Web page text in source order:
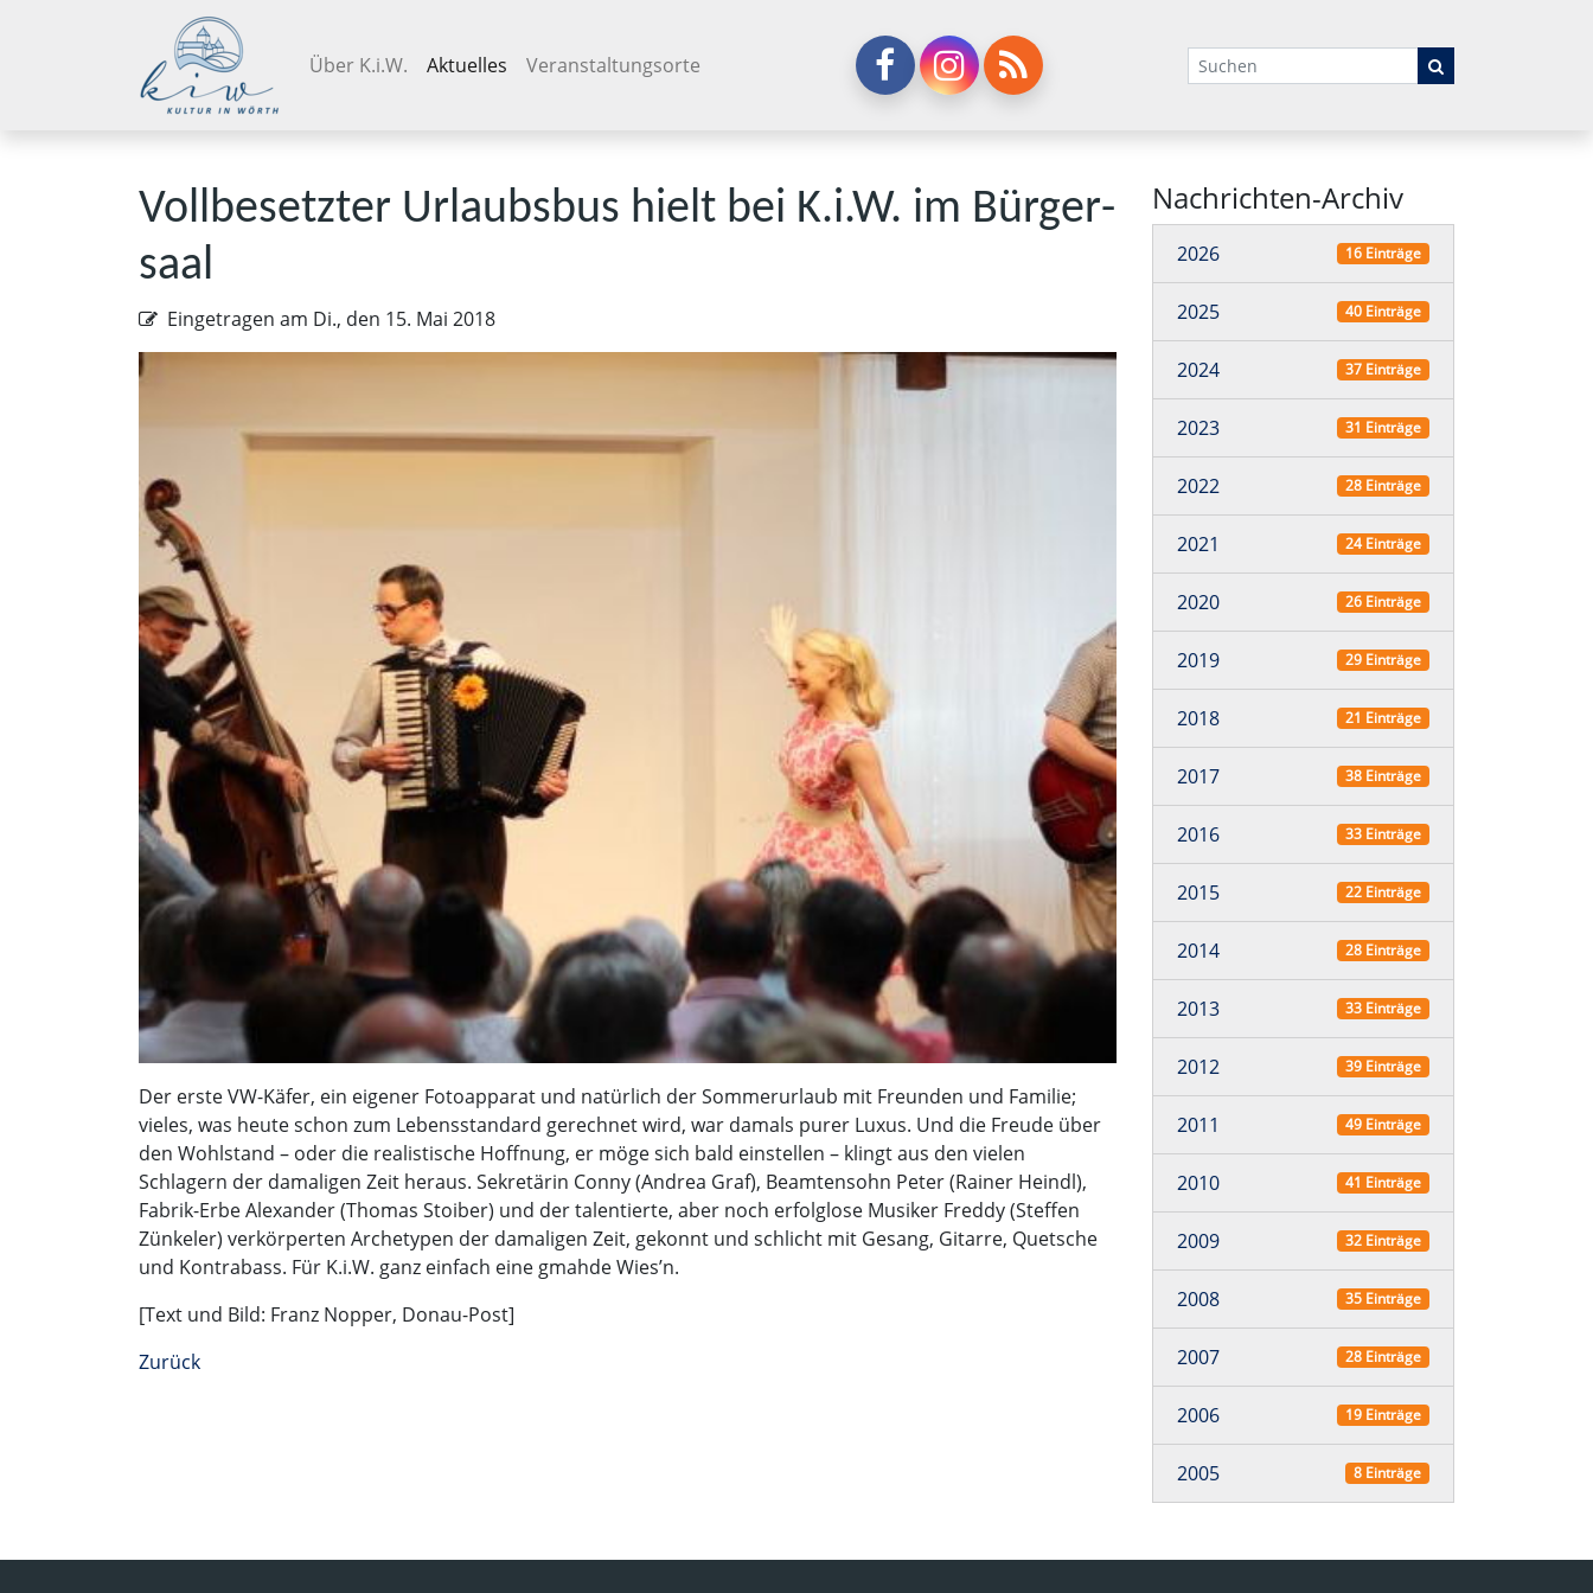
Navigation überspringen
Über K.i.W. Aktuelles Veranstaltungsorte Suchbegriffe
Voll­be­setz­ter Ur­laubs­bus hielt bei K.i.W. im Bür­ger­
saal
Eingetragen am Di., den 15. Mai 2018
Der erste VW-Käfer, ein eigener Fotoapparat und natürlich der Sommerurlaub mit Freunden und Familie;
vieles, was heute schon zum Lebensstandard gerechnet wird, war damals purer Luxus. Und die Freude über
den Wohlstand – oder die realistische Hoffnung, er möge sich bald einstellen – klingt aus den vielen
Schlagern der damaligen Zeit heraus. Sekretärin Conny (Andrea Graf), Beamtensohn Peter (Rainer Heindl),
Fabrik-Erbe Alexander (Thomas Stoiber) und der talentierte, aber noch erfolglose Musiker Freddy (Steffen
Zünkeler) verkörperten Archetypen der damaligen Zeit, gekonnt und schlicht mit Gesang, Gitarre, Quetsche
und Kontrabass. Für K.i.W. ganz einfach eine gmahde Wies’n.
[Text und Bild: Franz Nopper, Donau-Post]
Zurück
Nachrichten-Archiv
2026 16 Einträge
2025 40 Einträge
2024 37 Einträge
2023 31 Einträge
2022 28 Einträge
2021 24 Einträge
2020 26 Einträge
2019 29 Einträge
2018 21 Einträge
2017 38 Einträge
2016 33 Einträge
2015 22 Einträge
2014 28 Einträge
2013 33 Einträge
2012 39 Einträge
2011 49 Einträge
2010 41 Einträge
2009 32 Einträge
2008 35 Einträge
2007 28 Einträge
2006 19 Einträge
2005 8 Einträge